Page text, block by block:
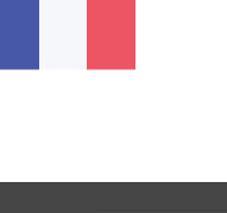
Traçabilité du